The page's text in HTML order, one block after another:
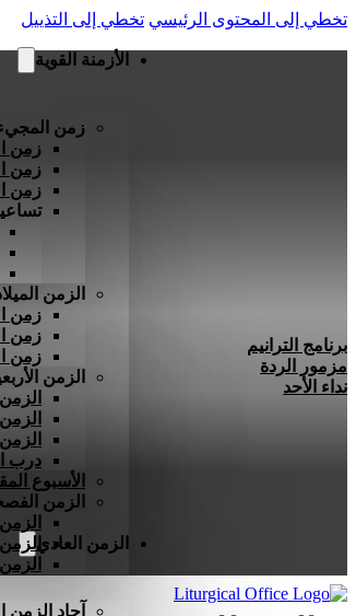
تخطي إلى المحتوى الرئيسي تخطي إلى التذييل
الأزمنة القوية
زمن
زمن
زمن
زمن
الزمن
زمن
زمن
زمن
الزمن
درب
الأسبوع
الزمن
الزمن العادي
آحاد الزمن
برنامج الترانيم
مزمور الردة
نداء الأحد